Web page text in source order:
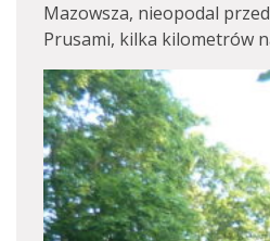
Mazowsza, nieopodal
Prusami, kilka kilometrów